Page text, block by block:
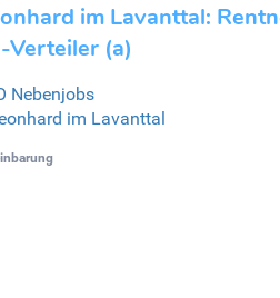
im Lavanttal:
Verteiler (a)
Nebenjobs
im Lavanttal